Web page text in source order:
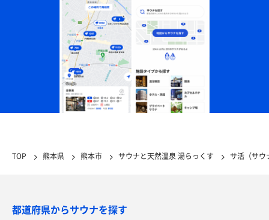
TOP 熊本県 熊本市 サウナと天然温泉 湯らっくす サ活（サウ
都道府県からサウナを探す